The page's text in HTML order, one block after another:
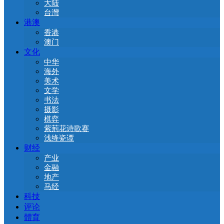
大陆
台灣
港澳
香港
澳门
文化
中华
海外
美术
文学
书法
摄影
棋弈
紫荊花诗歌赛
浅绛瓷谭
财经
产业
金融
地产
马经
科技
评论
體育